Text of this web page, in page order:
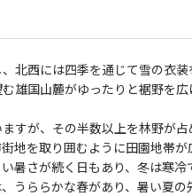
北西には四季を通じて雪の衣装
雄国山麓がゆったりと裾野を
すが、その半数以上を林野が占
地を取り囲むように田園地帯が
暑さが続く日もあり、冬は寒冷
うららかな春があり、暑い夏の